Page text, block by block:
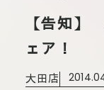
【告知】
ェア！
大田店
大